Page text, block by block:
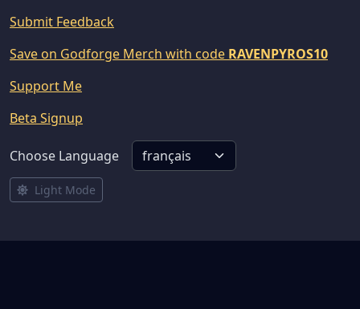
Submit Feedback
Save on Godforge Merch with code RAVENPYROS10
Support Me
Beta Signup
Choose Language
Light Mode